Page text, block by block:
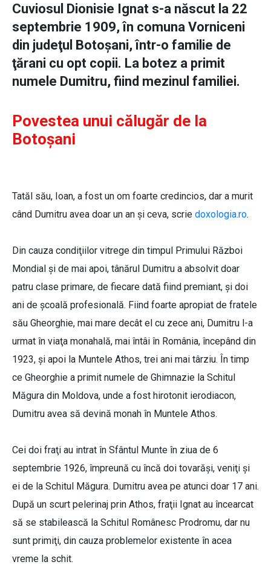
Cuviosul Dionisie Ignat s-a născut la 22
septembrie 1909, în comuna Vorniceni
din judeţul Botoşani, într-o familie de
ţărani cu opt copii. La botez a primit
numele Dumitru, fiind mezinul familiei.
Povestea unui călugăr de la
Botoșani
Tatăl său, Ioan, a fost un om foarte credincios, dar a murit
când Dumitru avea doar un an şi ceva, scrie doxologia.ro.
Din cauza condiţiilor vitrege din timpul Primului Război
Mondial şi de mai apoi, tânărul Dumitru a absolvit doar
patru clase primare, de fiecare dată fiind premiant, şi doi
ani de şcoală profesională. Fiind foarte apropiat de fratele
său Gheorghie, mai mare decât el cu zece ani, Dumitru l-a
urmat în viaţa monahală, mai întâi în România, începând din
1923, şi apoi la Muntele Athos, trei ani mai târziu. În timp
ce Gheorghie a primit numele de Ghimnazie la Schitul
Măgura din Moldova, unde a fost hirotonit ierodiacon,
Dumitru avea să devină monah în Muntele Athos.
Cei doi fraţi au intrat în Sfântul Munte în ziua de 6
septembrie 1926, împreună cu încă doi tovarăşi, veniţi şi
ei de la Schitul Măgura. Dumitru avea pe atunci doar 17 ani.
După un scurt pelerinaj prin Athos, fraţii Ignat au încearcat
să se stabilească la Schitul Românesc Prodromu, dar nu
sunt primiţi, din cauza problemelor existente în acea
vreme la schit.